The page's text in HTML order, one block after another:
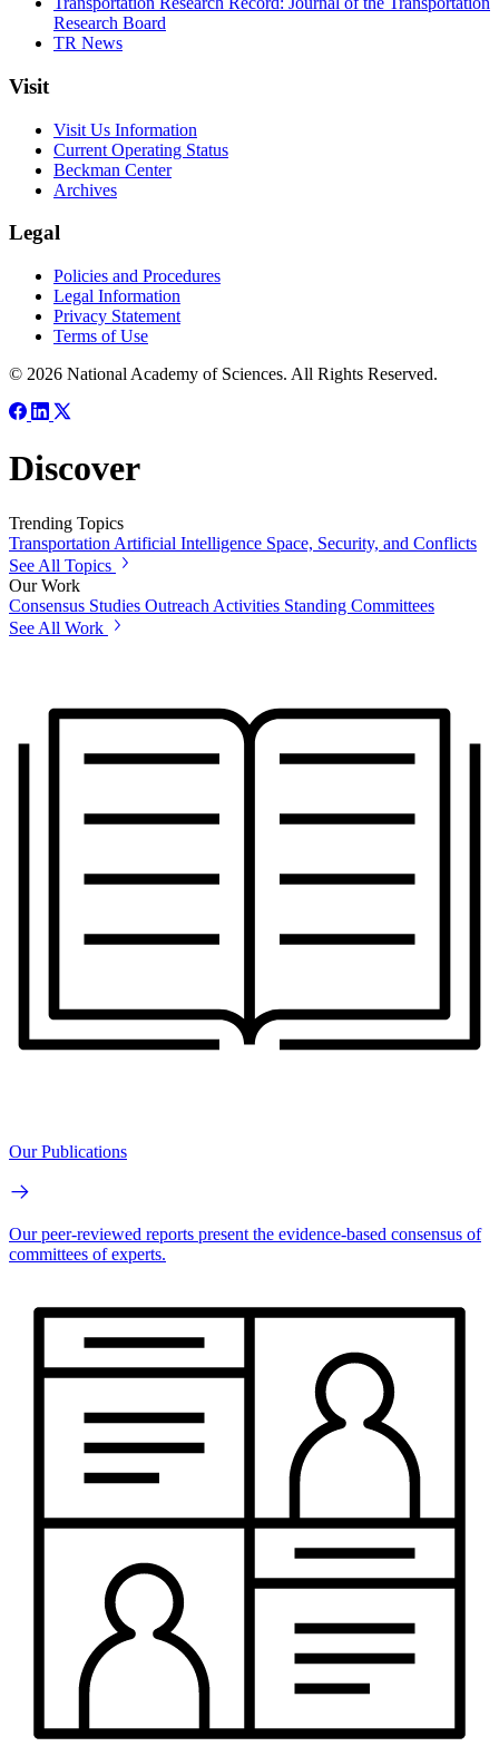
Research Board
TR News
Visit
Visit Us Information
Current Operating Status
Beckman Center
Archives
Legal
Policies and Procedures
Legal Information
Privacy Statement
Terms of Use
© 2026 National Academy of Sciences. All Rights Reserved.
Discover
Trending Topics
Transportation Artificial Intelligence Space, Security, and Conflicts
See All Topics
Our Work
Consensus Studies Outreach Activities Standing Committees
See All Work
Our Publications
Our peer-reviewed reports present the evidence-based consensus of
committees of experts.